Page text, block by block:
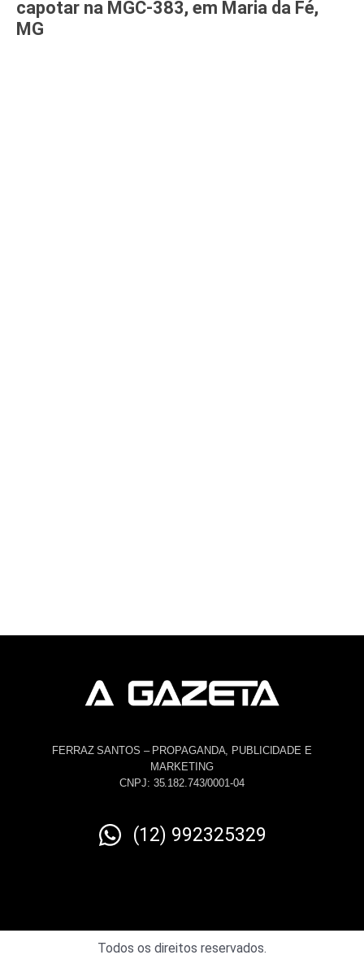
capotar na MGC-383, em Maria da Fé,
MG
FERRAZ SANTOS – PROPAGANDA, PUBLICIDADE E
MARKETING
CNPJ: 35.182.743/0001-04
(12) 992325329
Todos os direitos reservados.